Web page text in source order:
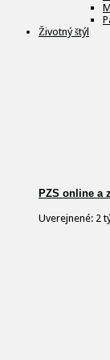
Životný štýl
PZS online a
Uverejnené: 2